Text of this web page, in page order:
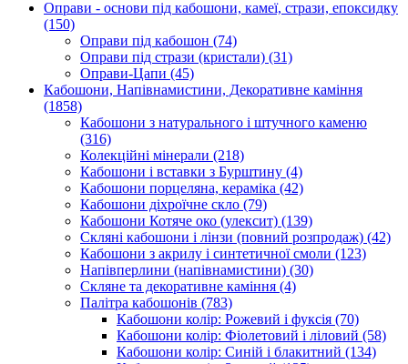
Оправи - основи під кабошони, камеї, стрази, епоксидку
(150)
Оправи під кабошон (74)
Оправи під стрази (кристали) (31)
Оправи-Цапи (45)
Кабошони, Напівнамистини, Декоративне каміння
(1858)
Кабошони з натурального і штучного каменю
(316)
Колекційні мінерали (218)
Кабошони і вставки з Бурштину (4)
Кабошони порцеляна, кераміка (42)
Кабошони діхроїчне скло (79)
Кабошони Котяче око (улексит) (139)
Скляні кабошони і лінзи (повний розпродаж) (42)
Кабошони з акрилу і синтетичної смоли (123)
Напівперлини (напівнамистини) (30)
Скляне та декоративне каміння (4)
Палітра кабошонів (783)
Кабошони колір: Рожевий і фуксія (70)
Кабошони колір: Фіолетовий і ліловий (58)
Кабошони колір: Синій і блакитний (134)